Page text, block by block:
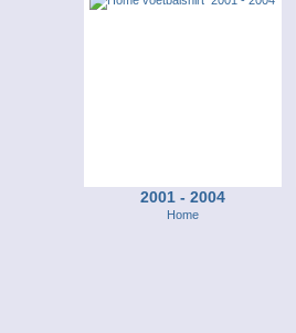
2001 - 2004
Home